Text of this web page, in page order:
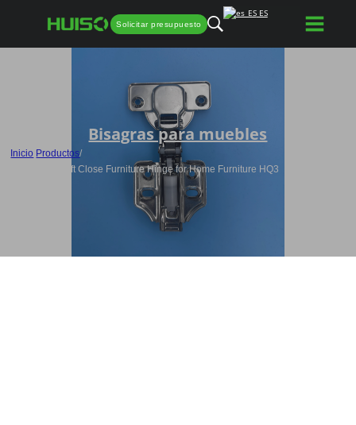
Solicitar presupuesto
ES
Bisagras para muebles
Inicio Productos/
Wholesale Soft Close Furniture Hinge for Home Furniture HQ3